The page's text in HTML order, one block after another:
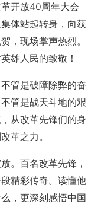
开放40周年大会
体站起转身，向获
，现场掌声热烈。
雄人民的致敬！
管是破障除弊的奋
管是战天斗地的艰
从改革先锋们的身
革之力。
百名改革先锋，
精彩传奇。读懂他
，更深刻感悟中国